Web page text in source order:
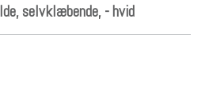
selvklæbende, - hvid